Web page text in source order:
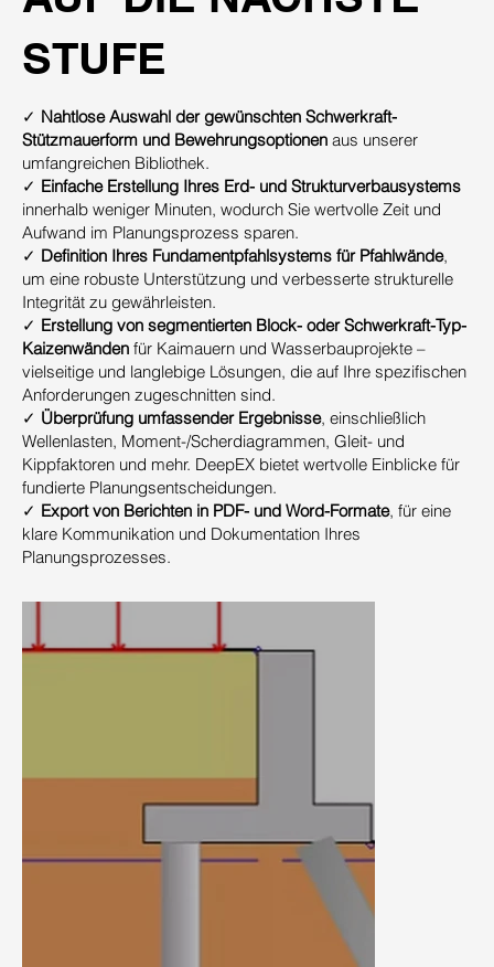
STUFE
✓ Nahtlose Auswahl der gewünschten Schwerkraft-
Stützmauerform und Bewehrungsoptionen aus unserer
umfangreichen Bibliothek.
✓ Einfache Erstellung Ihres Erd- und Strukturverbausystems
innerhalb weniger Minuten, wodurch Sie wertvolle Zeit und
Aufwand im Planungsprozess sparen.
✓ Definition Ihres Fundamentpfahlsystems für Pfahlwände,
um eine robuste Unterstützung und verbesserte strukturelle
Integrität zu gewährleisten.
✓ Erstellung von segmentierten Block- oder Schwerkraft-Typ-
Kaizenwänden für Kaimauern und Wasserbauprojekte –
vielseitige und langlebige Lösungen, die auf Ihre spezifischen
Anforderungen zugeschnitten sind.
✓ Überprüfung umfassender Ergebnisse, einschließlich
Wellenlasten, Moment-/Scherdiagrammen, Gleit- und
Kippfaktoren und mehr. DeepEX bietet wertvolle Einblicke für
fundierte Planungsentscheidungen.
✓ Export von Berichten in PDF- und Word-Formate, für eine
klare Kommunikation und Dokumentation Ihres
Planungsprozesses.